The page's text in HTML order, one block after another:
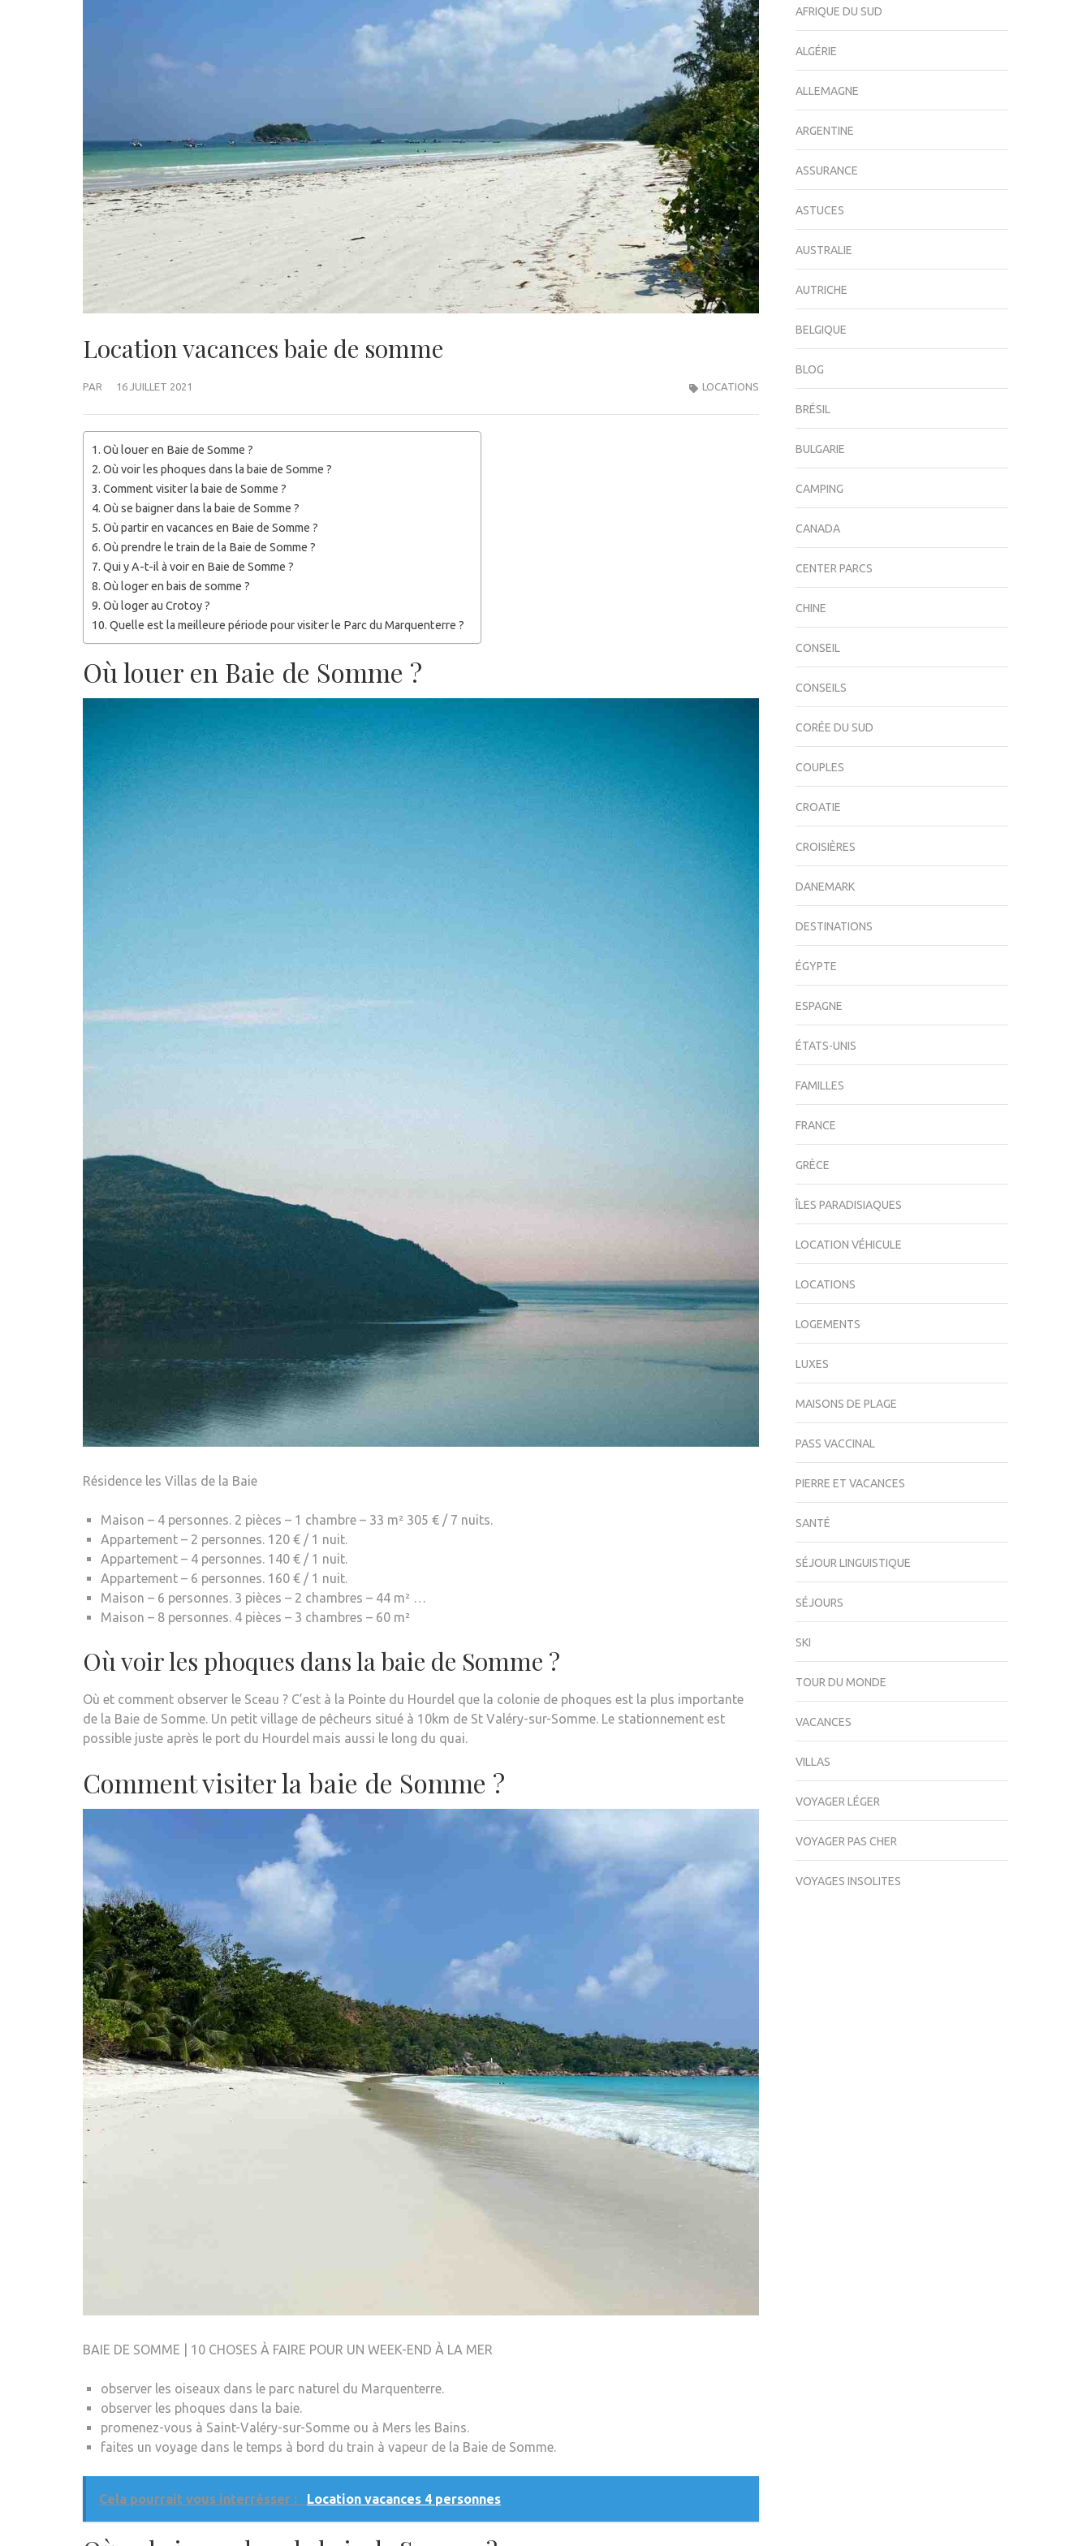
Location vacances baie de somme
PAR 16 JUILLET 2021 LOCATIONS
Où louer en Baie de Somme ?
Où voir les phoques dans la baie de Somme ?
Comment visiter la baie de Somme ?
Où se baigner dans la baie de Somme ?
Où partir en vacances en Baie de Somme ?
Où prendre le train de la Baie de Somme ?
Qui y A-t-il à voir en Baie de Somme ?
Où loger en bais de somme ?
Où loger au Crotoy ?
Quelle est la meilleure période pour visiter le Parc du Marquenterre ?
Où louer en Baie de Somme ?
Résidence les Villas de la Baie
Maison – 4 personnes. 2 pièces – 1 chambre – 33 m² 305 € / 7 nuits.
Appartement – 2 personnes. 120 € / 1 nuit.
Appartement – 4 personnes. 140 € / 1 nuit.
Appartement – 6 personnes. 160 € / 1 nuit.
Maison – 6 personnes. 3 pièces – 2 chambres – 44 m² …
Maison – 8 personnes. 4 pièces – 3 chambres – 60 m²
Où voir les phoques dans la baie de Somme ?
Où et comment observer le Sceau ? C’est à la Pointe du Hourdel que la colonie de phoques est la plus importante
de la Baie de Somme. Un petit village de pêcheurs situé à 10km de St Valéry-sur-Somme. Le stationnement est
possible juste après le port du Hourdel mais aussi le long du quai.
Comment visiter la baie de Somme ?
BAIE DE SOMME | 10 CHOSES À FAIRE POUR UN WEEK-END À LA MER
observer les oiseaux dans le parc naturel du Marquenterre.
observer les phoques dans la baie.
promenez-vous à Saint-Valéry-sur-Somme ou à Mers les Bains.
faites un voyage dans le temps à bord du train à vapeur de la Baie de Somme.
Cela pourrait vous interrésser : Location vacances 4 personnes
AFRIQUE DU SUD
ALGÉRIE
ALLEMAGNE
ARGENTINE
ASSURANCE
ASTUCES
AUSTRALIE
AUTRICHE
BELGIQUE
BLOG
BRÉSIL
BULGARIE
CAMPING
CANADA
CENTER PARCS
CHINE
CONSEIL
CONSEILS
CORÉE DU SUD
COUPLES
CROATIE
CROISIÈRES
DANEMARK
DESTINATIONS
ÉGYPTE
ESPAGNE
ÉTATS-UNIS
FAMILLES
FRANCE
GRÈCE
ÎLES PARADISIAQUES
LOCATION VÉHICULE
LOCATIONS
LOGEMENTS
LUXES
MAISONS DE PLAGE
PASS VACCINAL
PIERRE ET VACANCES
SANTÉ
SÉJOUR LINGUISTIQUE
SÉJOURS
SKI
TOUR DU MONDE
VACANCES
VILLAS
VOYAGER LÉGER
VOYAGER PAS CHER
VOYAGES INSOLITES